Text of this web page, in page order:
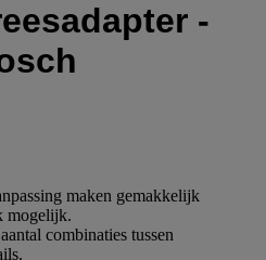
-
maken gemakkelijk
mogelijk.
combinaties tussen